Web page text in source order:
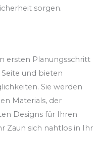
sorgen.
ersten Planungsschritt
und bieten
Sie werden
Materials, der
Designs für Ihren
Zaun sich nahtlos in Ihr